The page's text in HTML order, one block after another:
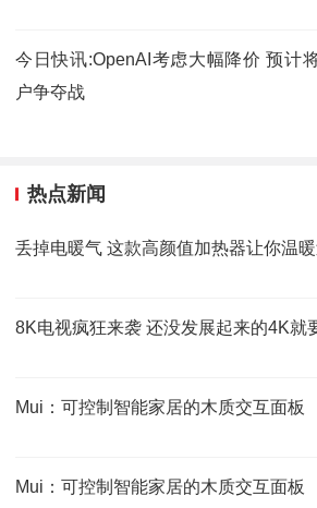
今日快讯:OpenAI考虑大幅降价 预计
户争夺战
热点新闻
丢掉电暖气 这款高颜值加热器让你温
8K电视疯狂来袭 还没发展起来的4K就
Mui：可控制智能家居的木质交互面板
Mui：可控制智能家居的木质交互面板